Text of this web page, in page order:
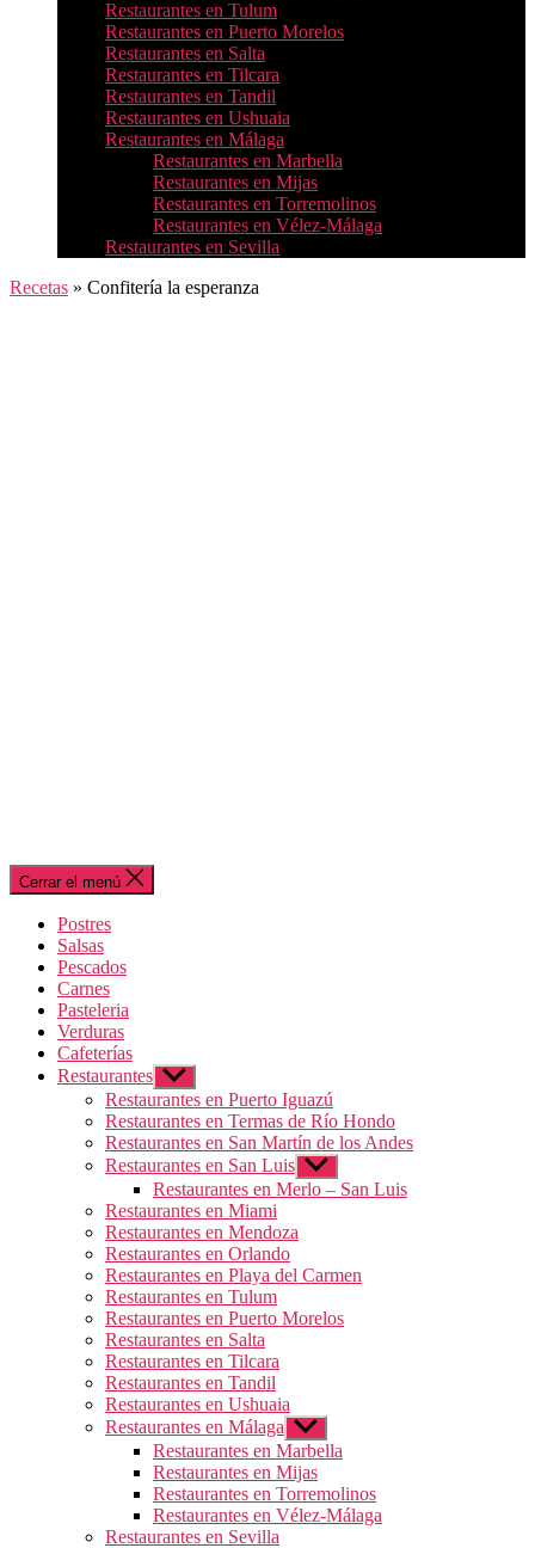
Restaurantes en Tulum
Restaurantes en Puerto Morelos
Restaurantes en Salta
Restaurantes en Tilcara
Restaurantes en Tandil
Restaurantes en Ushuaia
Restaurantes en Málaga
Restaurantes en Marbella
Restaurantes en Mijas
Restaurantes en Torremolinos
Restaurantes en Vélez-Málaga
Restaurantes en Sevilla
Recetas » Confitería la esperanza
Cerrar el menú
Postres
Salsas
Pescados
Carnes
Pasteleria
Verduras
Cafeterías
Restaurantes Mostrar
el
submenú
Restaurantes en Puerto Iguazú
Restaurantes en Termas de Río Hondo
Restaurantes en San Martín de los Andes
Restaurantes en San Luis Mostrar
el
submenú
Restaurantes en Merlo – San Luis
Restaurantes en Miami
Restaurantes en Mendoza
Restaurantes en Orlando
Restaurantes en Playa del Carmen
Restaurantes en Tulum
Restaurantes en Puerto Morelos
Restaurantes en Salta
Restaurantes en Tilcara
Restaurantes en Tandil
Restaurantes en Ushuaia
Restaurantes en Málaga Mostrar
el
submenú
Restaurantes en Marbella
Restaurantes en Mijas
Restaurantes en Torremolinos
Restaurantes en Vélez-Málaga
Restaurantes en Sevilla